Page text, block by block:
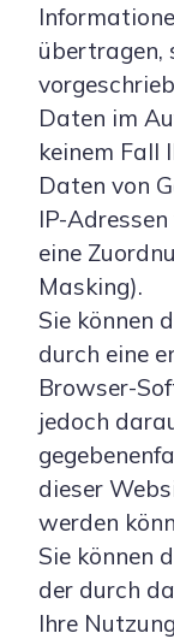
übertragen,
Daten im
keinem Fall
Daten von
IP-
eine
Masking).
Sie können
durch eine
Browser-
jedoch
dieser
werden
Sie können
der durch
Ihre